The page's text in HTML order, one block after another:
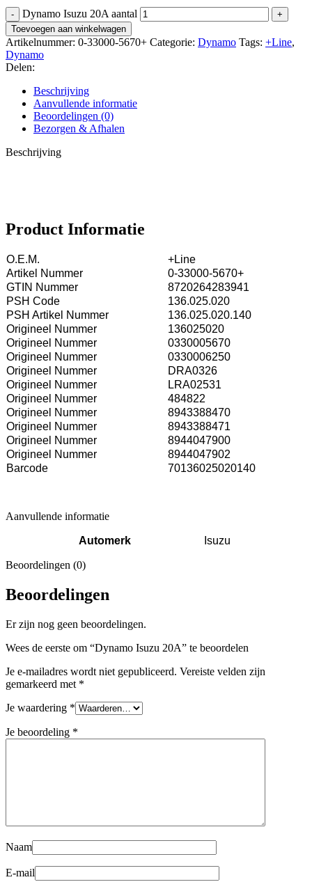
Dynamo Isuzu 20A aantal
Toevoegen aan winkelwagen
Artikelnummer: 0-33000-5670+ Categorie: Dynamo Tags: +Line,
Dynamo
Delen:
Beschrijving
Aanvullende informatie
Beoordelingen (0)
Bezorgen & Afhalen
Beschrijving
Product Informatie
O.E.M.
+Line
Artikel Nummer
0-33000-5670+
GTIN Nummer
8720264283941
PSH Code
136.025.020
PSH Artikel Nummer
136.025.020.140
Origineel Nummer
136025020
Origineel Nummer
0330005670
Origineel Nummer
0330006250
Origineel Nummer
DRA0326
Origineel Nummer
LRA02531
Origineel Nummer
484822
Origineel Nummer
8943388470
Origineel Nummer
8943388471
Origineel Nummer
8944047900
Origineel Nummer
8944047902
Barcode
70136025020140
Aanvullende informatie
Automerk Isuzu
Beoordelingen (0)
Beoordelingen
Er zijn nog geen beoordelingen.
Wees de eerste om “Dynamo Isuzu 20A” te beoordelen
Je e-mailadres wordt niet gepubliceerd. Vereiste velden zijn
gemarkeerd met *
Je waardering *
Je beoordeling *
Naam
E-mail